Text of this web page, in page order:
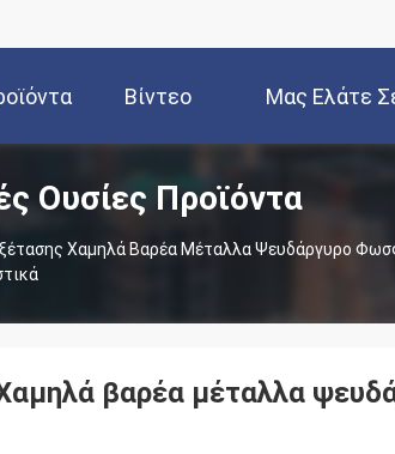
Βίντεο Μας Ελάτε
Ουσίες Προϊόντα
Χαμηλά Βαρέα Μέταλλα Ψευδάργυρο
βαρέα μέταλλα